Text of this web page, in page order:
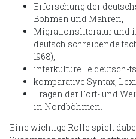
Erforschung der
Böhmen und Mähren,
Migrationsliteratur und
deutsch schreibende
1968),
interkulturelle deutsch-
komparative Syntax,
Fragen der Fort- und
in Nordböhmen.
Eine wichtige Rolle spielt